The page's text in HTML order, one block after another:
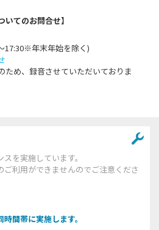
いてのお問合せ】
17:30※年末年始を除く)
め、録音させていただいておりま
を実施しています。
ご利用ができませんのでご注意くださ
間帯に実施します。